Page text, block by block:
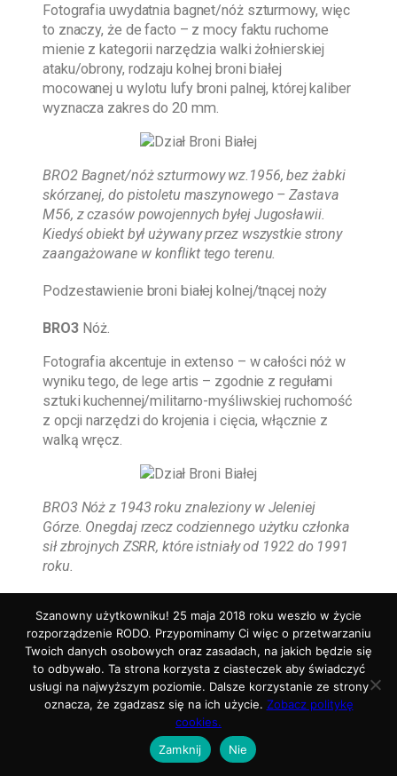
Fotografia uwydatnia bagnet/nóż szturmowy, więc
to znaczy, że de facto – z mocy faktu ruchome
mienie z kategorii narzędzia walki żołnierskiej
ataku/obrony, rodzaju kolnej broni białej
mocowanej u wylotu lufy broni palnej, której kaliber
wyznacza zakres do 20 mm.
BRO2 Bagnet/nóż szturmowy wz.1956, bez żabki
skórzanej, do pistoletu maszynowego – Zastava
M56, z czasów powojennych byłej Jugosławii.
Kiedyś obiekt był używany przez wszystkie strony
zaangażowane w konflikt tego terenu.
Podzestawienie broni białej kolnej/tnącej noży
BRO3Nóż.
Fotografia akcentuje in extenso – w całości nóż w
wyniku tego, de lege artis – zgodnie z regułami
sztuki kuchennej/militarno-myśliwskiej ruchomość
z opcji narzędzi do krojenia i cięcia, włącznie z
walką wręcz.
BRO3 Nóż z 1943 roku znaleziony w Jeleniej
Górze. Onegdaj rzecz codziennego użytku członka
sił zbrojnych ZSRR, które istniały od 1922 do 1991
roku.
Broń biała innymi słowy, to kategoria
rynsztunku/uzbrojenia zaakceptowanego do
zmagań wojennych „w kontekście walki w ręcz”.
Biorąc pod uwagę że, mniej więcej 3 miliony lat
temu odsłonił się w Afryce gatunek, który
przyporządkowujemy do rodzaju Homo
(człowiek), przydatna już od najdawniejszych
Szanowny użytkowniku! 25 maja 2018 roku weszło w życie
rozporządzenie RODO. Przypominamy Ci więc o przetwarzaniu
Twoich danych osobowych oraz zasadach, na jakich będzie się
to odbywało. Ta strona korzysta z ciasteczek aby świadczyć
usługi na najwyższym poziomie. Dalsze korzystanie ze strony
oznacza, że zgadzasz się na ich użycie. Zobacz politykę
cookies.
Zamknij
Nie